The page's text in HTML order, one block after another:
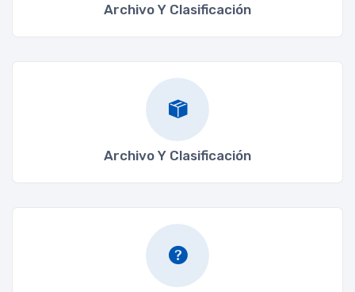
Archivo Y Clasificación
Archivo Y Clasificación